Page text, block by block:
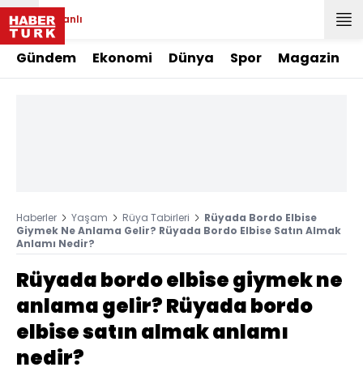
Canlı
Gündem Ekonomi Dünya Spor Magazin
Haberler Yaşam Rüya Tabirleri
Rüyada Bordo Elbise
Giymek Ne Anlama Gelir? Rüyada Bordo Elbise Satın Almak
Anlamı Nedir?
Rüyada bordo elbise giymek ne
anlama gelir? Rüyada bordo
elbise satın almak anlamı
nedir?